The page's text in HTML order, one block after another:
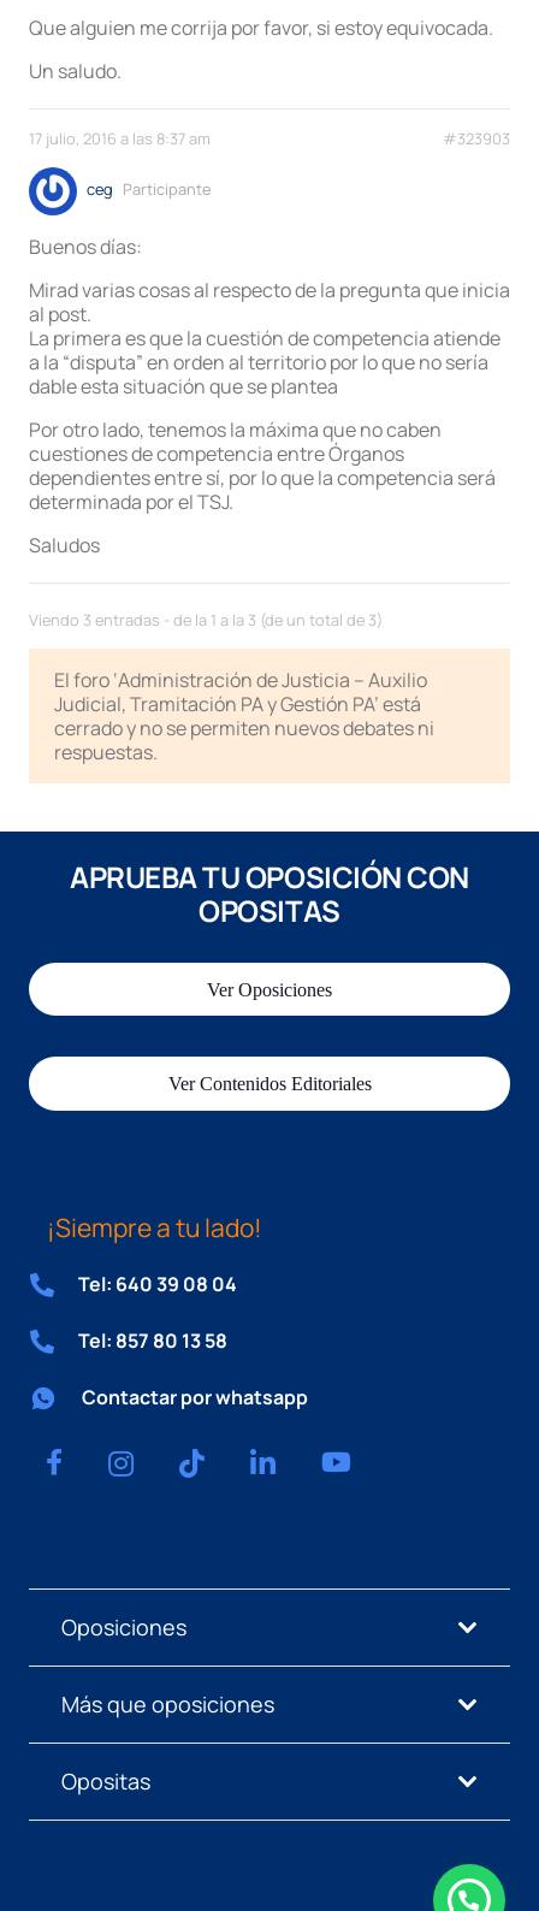
Que alguien me corrija por favor, si estoy equivocada.
Un saludo.
17 julio, 2016 a las 8:37 am #323903
ceg Participante
Buenos días:
Mirad varias cosas al respecto de la pregunta que inicia
al post.
La primera es que la cuestión de competencia atiende
a la “disputa” en orden al territorio por lo que no sería
dable esta situación que se plantea
Por otro lado, tenemos la máxima que no caben
cuestiones de competencia entre Órganos
dependientes entre sí, por lo que la competencia será
determinada por el TSJ.
Saludos
Viendo 3 entradas - de la 1 a la 3 (de un total de 3)
El foro ‘Administración de Justicia – Auxilio
Judicial, Tramitación PA y Gestión PA’ está
cerrado y no se permiten nuevos debates ni
respuestas.
APRUEBA TU OPOSICIÓN CON
OPOSITAS
Ver Oposiciones
Ver Contenidos Editoriales
¡Siempre a tu lado!
Tel: 640 39 08 04
Tel: 857 80 13 58
Contactar por whatsapp
Oposiciones
Más que oposiciones
Opositas